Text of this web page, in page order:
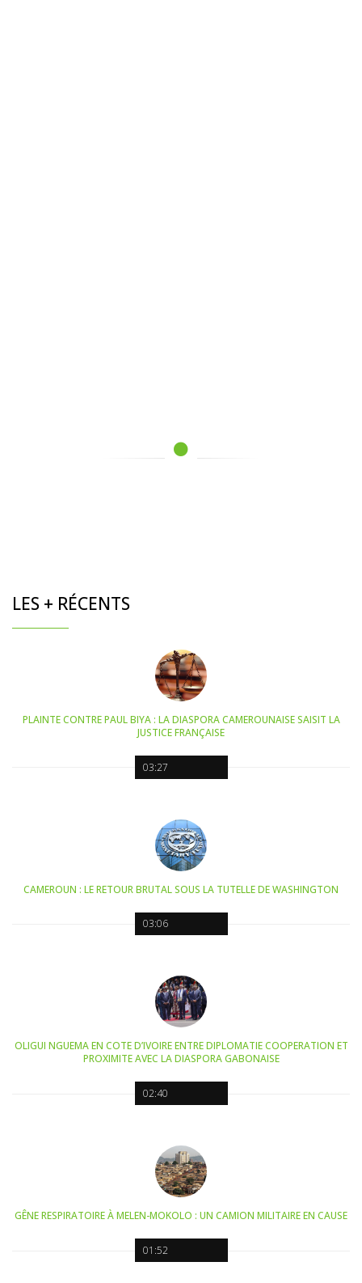
LES + RÉCENTS
03:27
PLAINTE CONTRE PAUL BIYA : LA DIASPORA CAMEROUNAISE SAISIT LA
JUSTICE FRANÇAISE
03:06
CAMEROUN : LE RETOUR BRUTAL SOUS LA TUTELLE DE WASHINGTON
02:40
OLIGUI NGUEMA EN COTE D’IVOIRE ENTRE DIPLOMATIE COOPERATION ET
PROXIMITE AVEC LA DIASPORA GABONAISE
01:52
GÊNE RESPIRATOIRE À MELEN-MOKOLO : UN CAMION MILITAIRE EN CAUSE